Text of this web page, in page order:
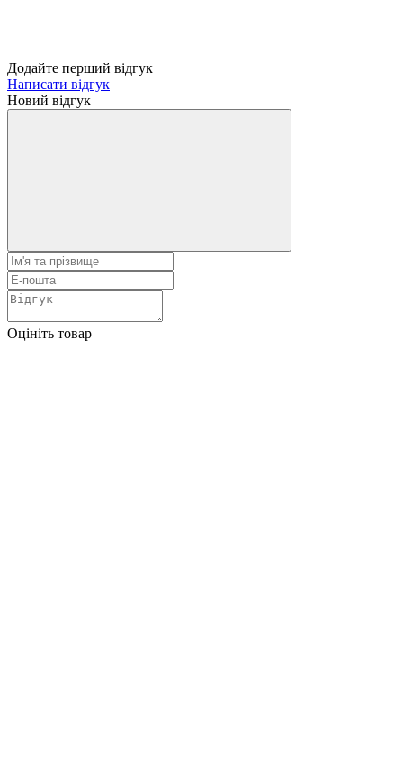
Додайте перший відгук
Написати відгук
Новий відгук
Оцініть товар